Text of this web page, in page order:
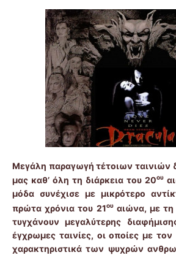
Μεγάλη παραγωγή τέτοιων ταινιών
μας καθ’ όλη τη διάρκεια του 20ου
μόδα συνέχισε με μικρότερο
πρώτα χρόνια του 21ουαιώνα, με τη
τυγχάνουν μεγαλύτερης
έγχρωμες ταινίες, οι οποίες με
χαρακτηριστικά των ψυχρών